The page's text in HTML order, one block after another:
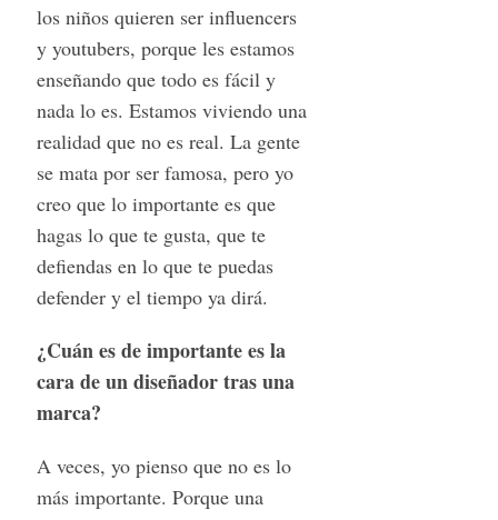
los niños quieren ser influencers
y youtubers, porque les estamos
enseñando que todo es fácil y
nada lo es. Estamos viviendo una
realidad que no es real. La gente
se mata por ser famosa, pero yo
creo que lo importante es que
hagas lo que te gusta, que te
defiendas en lo que te puedas
defender y el tiempo ya dirá.
¿Cuán es de importante es la
cara de un diseñador tras una
marca?
A veces, yo pienso que no es lo
más importante. Porque una